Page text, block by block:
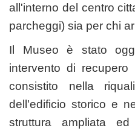
all'interno del centro
parcheggi) sia per chi
Il Museo è stato
intervento di
consistito nella
dell'edificio storico e
struttura ampliata